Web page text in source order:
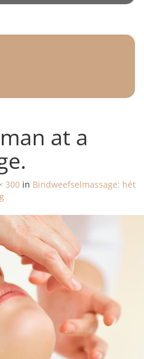
at a
300 in Bindweefselmassage: hét